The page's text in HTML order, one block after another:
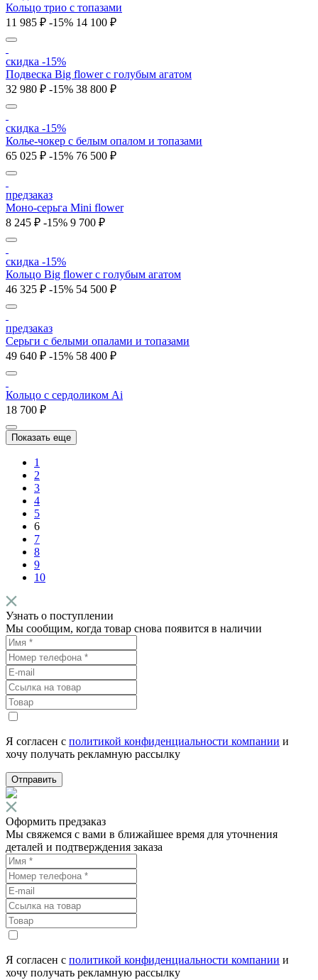
Кольцо трио с топазами
11 985 ₽ -15% 14 100 ₽
скидка -15%
Подвеска Big flower с голубым агатом
32 980 ₽ -15% 38 800 ₽
скидка -15%
Колье-чокер с белым опалом и топазами
65 025 ₽ -15% 76 500 ₽
предзаказ
Моно-серьга Mini flower
8 245 ₽ -15% 9 700 ₽
скидка -15%
Кольцо Big flower c голубым агатом
46 325 ₽ -15% 54 500 ₽
предзаказ
Серьги с белыми опалами и топазами
49 640 ₽ -15% 58 400 ₽
Кольцо с cердоликом Ai
18 700 ₽
Показать еще
1
2
3
4
5
6
7
8
9
10
Узнать о поступлении
Мы сообщим, когда товар снова появится в наличии
Я согласен с политикой конфиденциальности компании и
хочу получать рекламную рассылку
Отправить
Оформить предзаказ
Мы свяжемся с вами в ближайшее время для уточнения
деталей и подтверждения заказа
Я согласен с политикой конфиденциальности компании и
хочу получать рекламную рассылку